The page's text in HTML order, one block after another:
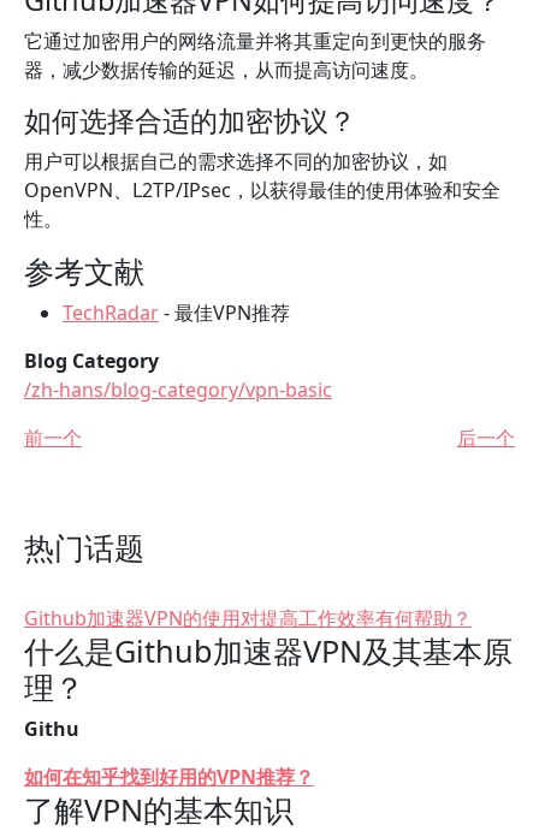
它通过加密用户的网络流量并将其重定向到更快的服务
器，减少数据传输的延迟，从而提高访问速度。
如何选择合适的加密协议？
用户可以根据自己的需求选择不同的加密协议，如
OpenVPN、L2TP/IPsec，以获得最佳的使用体验和安全
性。
参考文献
TechRadar- 最佳VPN推荐
Blog Category
/zh-hans/blog-category/vpn-basic
前一个
后一个
热门话题
Github加速器VPN的使用对提高工作效率有何帮助？
什么是Github加速器VPN及其基本原
理？
Githu
如何在知乎找到好用的VPN推荐？
了解VPN的基本知识